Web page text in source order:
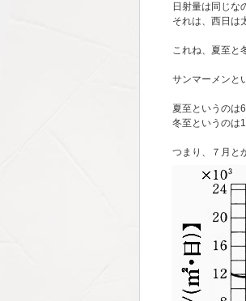
日射量は同じな
それは、西日は
これね、夏至と
サンマーメンと
夏至というのは
冬至というのは
つまり、７月と